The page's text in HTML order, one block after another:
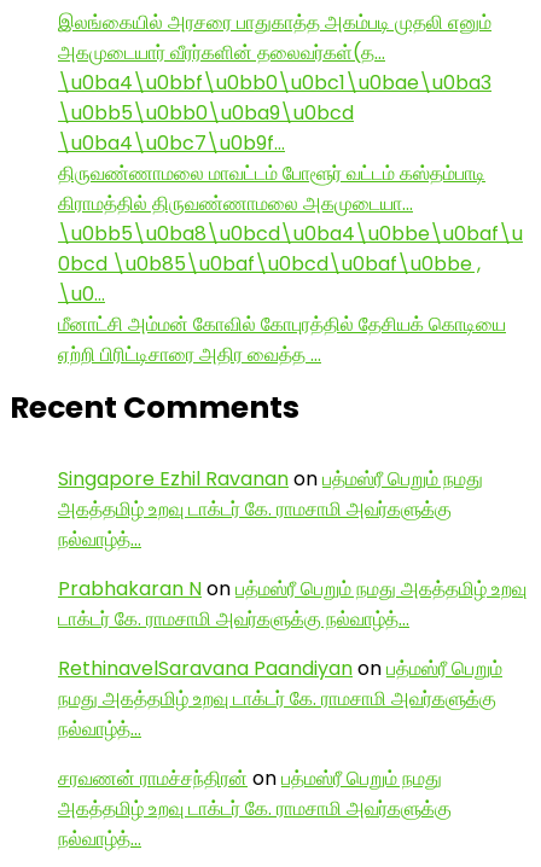
இலங்கையில் அரசரை பாதுகாத்த அகம்படி முதலி எனும்
அகமுடையார் வீரர்களின் தலைவர்கள்(த…
\u0ba4\u0bbf\u0bb0\u0bc1\u0bae\u0ba3
\u0bb5\u0bb0\u0ba9\u0bcd
\u0ba4\u0bc7\u0b9f…
திருவண்ணாமலை மாவட்டம் போளூர் வட்டம் கஸ்தம்பாடி
கிராமத்தில் திருவண்ணாமலை அகமுடையா…
\u0bb5\u0ba8\u0bcd\u0ba4\u0bbe\u0baf\u
0bcd \u0b85\u0baf\u0bcd\u0baf\u0bbe ,
\u0…
மீனாட்சி அம்மன் கோவில் கோபுரத்தில் தேசியக் கொடியை
ஏற்றி பிரிட்டிசாரை அதிர வைத்த …
Recent Comments
Singapore Ezhil Ravananonபத்மஸ்ரீ பெறும் நமது
அகத்தமிழ் உறவு டாக்டர் கே. ராமசாமி அவர்களுக்கு
நல்வாழ்த்…
Prabhakaran Nonபத்மஸ்ரீ பெறும் நமது அகத்தமிழ் உறவு
டாக்டர் கே. ராமசாமி அவர்களுக்கு நல்வாழ்த்…
RethinavelSaravana Paandiyanonபத்மஸ்ரீ பெறும்
நமது அகத்தமிழ் உறவு டாக்டர் கே. ராமசாமி அவர்களுக்கு
நல்வாழ்த்…
சரவணன் ராமச்சந்திரன் onபத்மஸ்ரீ பெறும் நமது
அகத்தமிழ் உறவு டாக்டர் கே. ராமசாமி அவர்களுக்கு
நல்வாழ்த்…